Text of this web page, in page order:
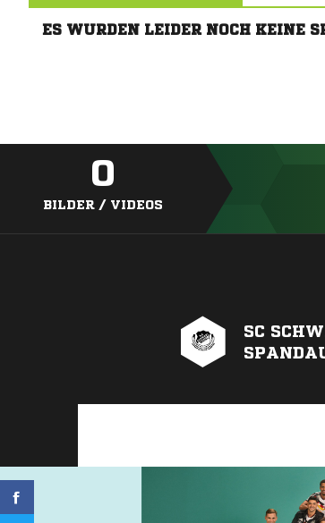
ES WURDEN LEIDER NOCH KEINE
0
BILDER / VIDEOS
SC
PANDAU